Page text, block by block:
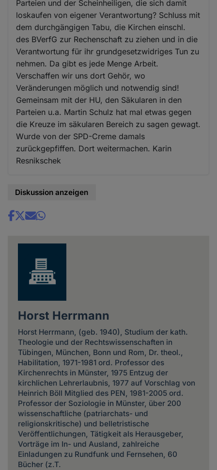
Parteien und der Scheinheiligen, die sich damit
loskaufen von eigener Verantwortung? Schluss mit
dem durchgängigen Tabu, die Kirchen einschl.
des BVerfG zur Rechenschaft zu ziehen und in die
Verantwortung für ihr grundgesetzwidriges Tun zu
nehmen. Da gibt es jede Menge Arbeit.
Verschaffen wir uns dort Gehör, wo
Veränderungen möglich und notwendig sind!
Gemeinsam mit der HU, den Säkularen in den
Parteien u.a. Martin Schulz hat mal etwas gegen
die Kreuze im säkularen Bereich zu sagen gewagt.
Wurde von der SPD-Creme damals
zurückgepfiffen. Dort weitermachen. Karin
Resnikschek
Diskussion anzeigen
Share
Horst Herrmann
Horst Herrmann, (geb. 1940), Studium der kath.
Theologie und der Rechtswissenschaften in
Tübingen, München, Bonn und Rom, Dr. theol.,
Habilitation, 1971-1981 ord. Professor des
Kirchenrechts in Münster, 1975 Entzug der
kirchlichen Lehrerlaubnis, 1977 auf Vorschlag von
Heinrich Böll Mitglied des PEN, 1981-2005 ord.
Professor der Soziologie in Münster, über 200
wissenschaftliche (patriarchats- und
religionskritische) und belletristische
Veröffentlichungen, Tätigkeit als Herausgeber,
Vorträge im In- und Ausland, zahlreiche
Einladungen zu Rundfunk und Fernsehen, 60
Bücher (z.T.